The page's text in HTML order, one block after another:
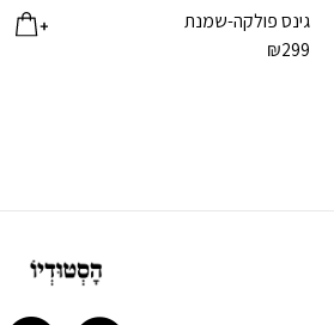
גינס פולקה-שמנת
₪299